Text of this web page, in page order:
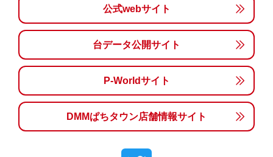
公式webサイト
台データ公開サイト
P-Worldサイト
DMMぱちタウン店舗情報サイト